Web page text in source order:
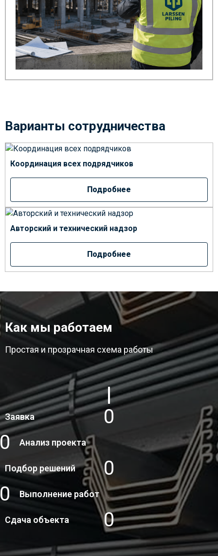
Варианты сотрудничества
Координация всех подрядчиков
Подробнее
Авторский и технический надзор
Подробнее
Как мы работаем
Простая и прозрачная схема работы
1
Заявка
2 Анализ проекта
3
Подбор решений
4 Выполнение работ
5
Сдача объекта